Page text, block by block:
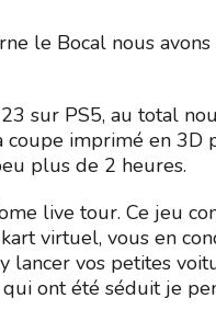
le Bocal nous
sur PS5, au total
imprimé en 3D
plus de 2 heures.
live tour. Ce jeu
virtuel, vous en
lancer vos petites
ont été séduit je